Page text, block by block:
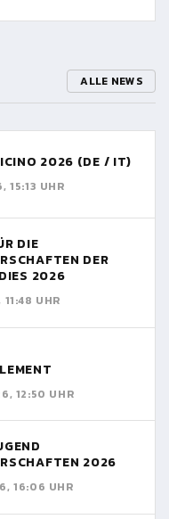
ALLE NEWS
2026 (DE / IT)
15:13 UHR
DIE
DER
2026
UHR
12:50 UHR
2026
16:06 UHR